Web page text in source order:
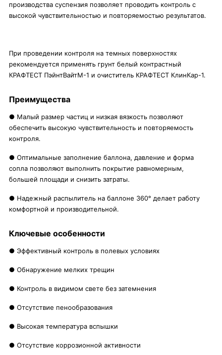
производства суспензия позволяет проводить контроль с
высокой чувствительностью и повторяемостью результатов.
При проведении контроля на темных поверхностях
рекомендуется применять грунт белый контрастный
КРАФТЕСТ ПэйнтВайтМ-1 и очиститель КРАФТЕСТ КлинКар-1.
Преимущества
● Малый размер частиц и низкая вязкость позволяют
обеспечить высокую чувствительность и повторяемость
контроля.
● Оптимальные заполнение баллона, давление и форма
сопла позволяют выполнить покрытие равномерным,
большей площади и снизить затраты.
● Надежный распылитель на баллоне 360° делает работу
комфортной и производительной.
Ключевые особенности
● Эффективный контроль в полевых условиях
● Обнаружение мелких трещин
● Контроль в видимом свете без затемнения
● Отсутствие пенообразования
● Высокая температура вспышки
● Отсутствие коррозионной активности